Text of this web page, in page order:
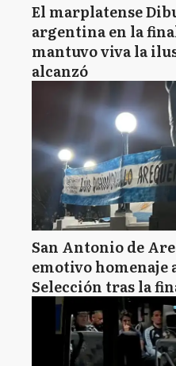
El marplatense
argentina en la
mantuvo viva la
alcanzó
San Antonio de
emotivo homenaje
Selección tras la